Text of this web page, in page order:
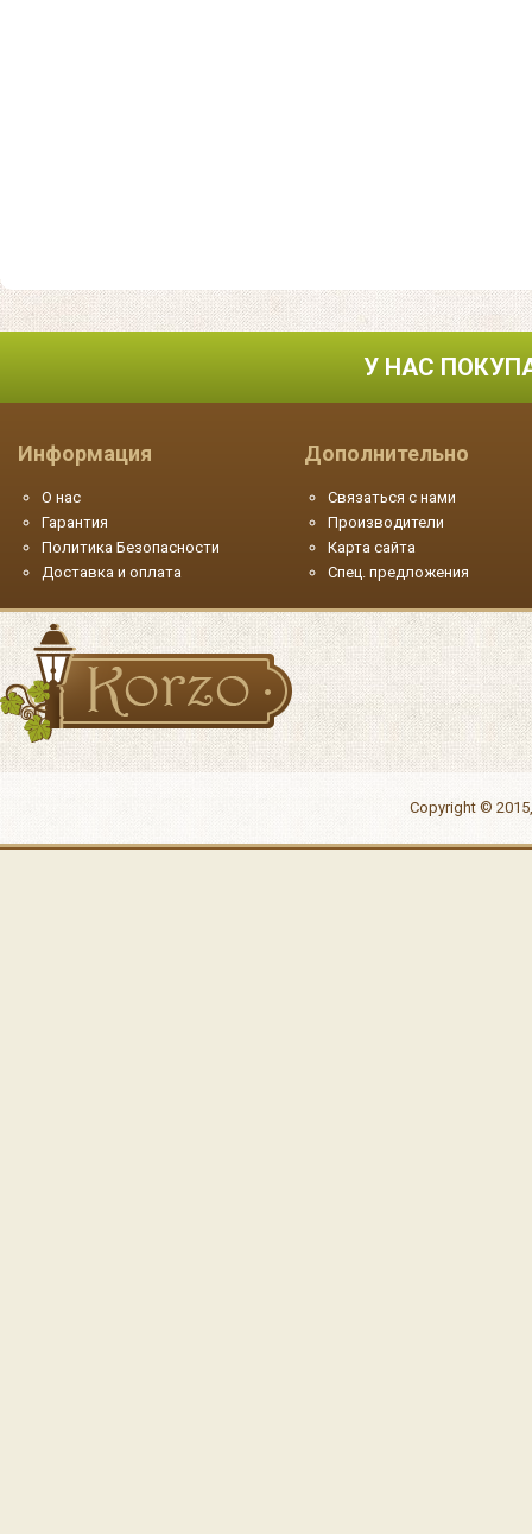
У НАС
Информация
О нас
Гарантия
Политика Безопасности
Доставка и оплата
Дополнительно
Связаться с нами
Производители
Карта сайта
Спец. предложения
Copyright ©